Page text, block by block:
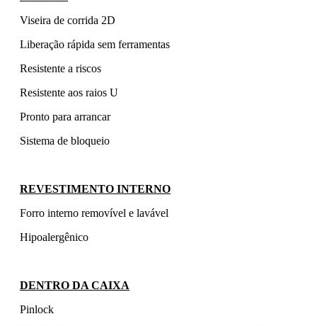
Viseira de corrida 2D
Liberação rápida sem ferramentas
Resistente a riscos
Resistente aos raios U
Pronto para arrancar
Sistema de bloqueio
REVESTIMENTO INTERNO
Forro interno removível e lavável
Hipoalergênico
DENTRO DA CAIXA
Pinlock